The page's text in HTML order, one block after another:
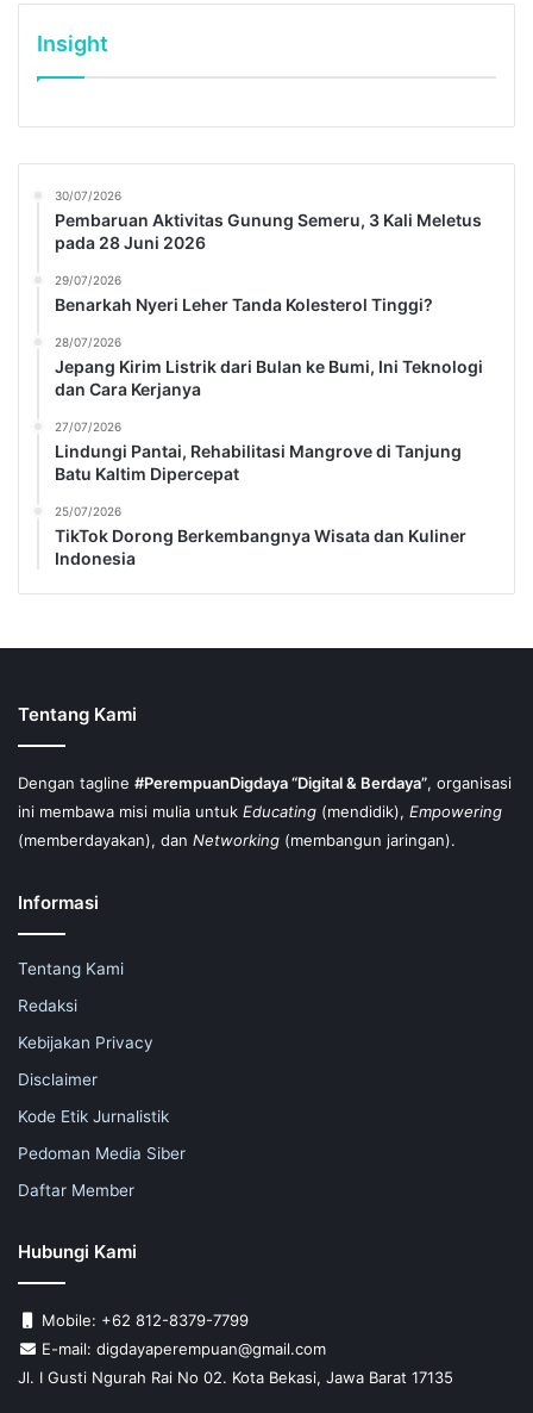
Insight
30/07/2026
Pembaruan Aktivitas Gunung Semeru, 3 Kali Meletus
pada 28 Juni 2026
29/07/2026
Benarkah Nyeri Leher Tanda Kolesterol Tinggi?
28/07/2026
Jepang Kirim Listrik dari Bulan ke Bumi, Ini Teknologi
dan Cara Kerjanya
27/07/2026
Lindungi Pantai, Rehabilitasi Mangrove di Tanjung
Batu Kaltim Dipercepat
25/07/2026
TikTok Dorong Berkembangnya Wisata dan Kuliner
Indonesia
Tentang Kami
Dengan tagline #PerempuanDigdaya “Digital & Berdaya”, organisasi
ini membawa misi mulia untuk Educating (mendidik), Empowering
(memberdayakan), dan Networking (membangun jaringan).
Informasi
Tentang Kami
Redaksi
Kebijakan Privacy
Disclaimer
Kode Etik Jurnalistik
Pedoman Media Siber
Daftar Member
Hubungi Kami
Mobile: +62 812-8379-7799
E-mail: digdayaperempuan@gmail.com
Jl. I Gusti Ngurah Rai No 02. Kota Bekasi, Jawa Barat 17135